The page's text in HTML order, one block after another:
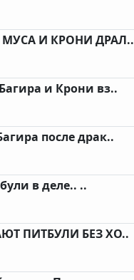
И КРОНИ ДРАЛ..
и Крони вз..
после драк..
в деле.. ..
ПИТБУЛИ БЕЗ ХО..